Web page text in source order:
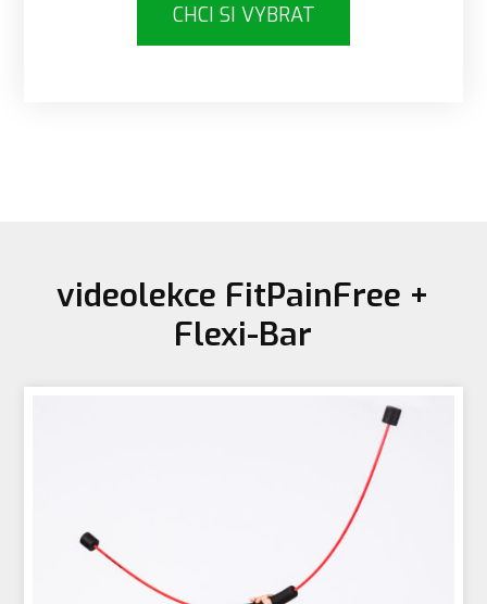
CHCI SI VYBRAT
videolekce FitPainFree +
Flexi-Bar